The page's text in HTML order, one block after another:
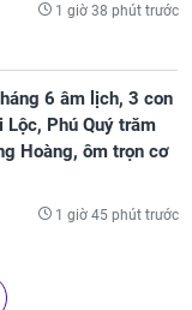
1 giờ 38 phút trước
6 âm lịch, 3 con
Phú Quý trăm
Hoàng, ôm trọn cơ
1 giờ 45 phút trước